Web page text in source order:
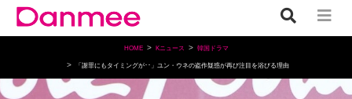
HOME Kニュース 韓国ドラマ
「謝罪にもタイミングが･･」ユン・ウネの盗作疑惑が再び注目を浴びる理由